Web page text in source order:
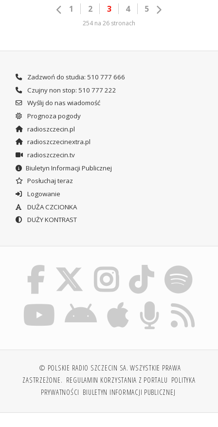
1 2 3 4 5
254 na 26 stronach
Zadzwoń do studia: 510 777 666
Czujny non stop: 510 777 222
Wyślij do nas wiadomość
Prognoza pogody
radioszczecin.pl
radioszczecinextra.pl
radioszczecin.tv
Biuletyn Informacji Publicznej
Posłuchaj teraz
Logowanie
DUŻA CZCIONKA
DUŻY KONTRAST
© POLSKIE RADIO SZCZECIN SA. WSZYSTKIE PRAWA
ZASTRZEŻONE. REGULAMIN KORZYSTANIA Z PORTALU POLITYKA
PRYWATNOŚCI BIULETYN INFORMACJI PUBLICZNEJ